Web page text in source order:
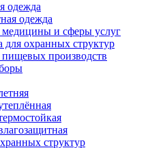
одежда
одежда
и сферы услуг
для охранных структур
производств
структур